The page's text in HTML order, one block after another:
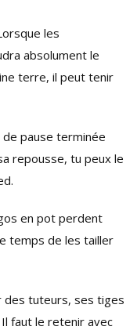
les
absolument le
terre, il peut tenir
pause terminée
repousse, tu peux le
en pot perdent
temps de les tailler
des tuteurs, ses tiges
faut le retenir avec